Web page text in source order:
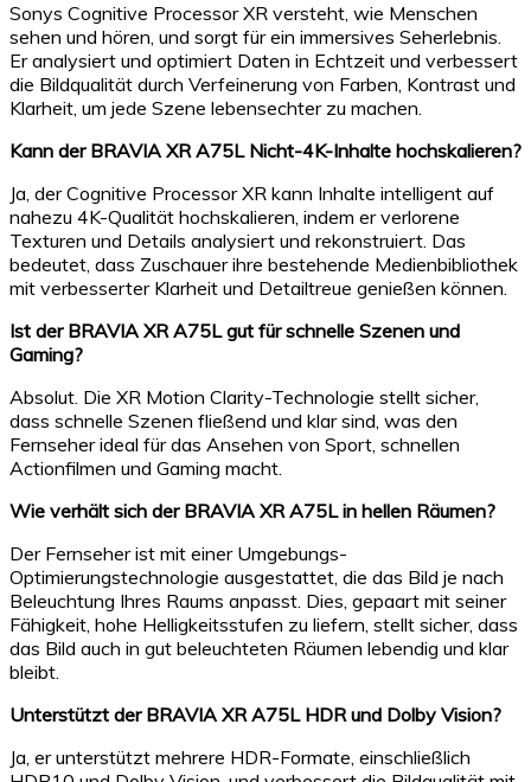
Sonys Cognitive Processor XR versteht, wie Menschen
sehen und hören, und sorgt für ein immersives Seherlebnis.
Er analysiert und optimiert Daten in Echtzeit und verbessert
die Bildqualität durch Verfeinerung von Farben, Kontrast und
Klarheit, um jede Szene lebensechter zu machen.
Kann der BRAVIA XR A75L Nicht-4K-Inhalte hochskalieren?
Ja, der Cognitive Processor XR kann Inhalte intelligent auf
nahezu 4K-Qualität hochskalieren, indem er verlorene
Texturen und Details analysiert und rekonstruiert. Das
bedeutet, dass Zuschauer ihre bestehende Medienbibliothek
mit verbesserter Klarheit und Detailtreue genießen können.
Ist der BRAVIA XR A75L gut für schnelle Szenen und
Gaming?
Absolut. Die XR Motion Clarity-Technologie stellt sicher,
dass schnelle Szenen fließend und klar sind, was den
Fernseher ideal für das Ansehen von Sport, schnellen
Actionfilmen und Gaming macht.
Wie verhält sich der BRAVIA XR A75L in hellen Räumen?
Der Fernseher ist mit einer Umgebungs-
Optimierungstechnologie ausgestattet, die das Bild je nach
Beleuchtung Ihres Raums anpasst. Dies, gepaart mit seiner
Fähigkeit, hohe Helligkeitsstufen zu liefern, stellt sicher, dass
das Bild auch in gut beleuchteten Räumen lebendig und klar
bleibt.
Unterstützt der BRAVIA XR A75L HDR und Dolby Vision?
Ja, er unterstützt mehrere HDR-Formate, einschließlich